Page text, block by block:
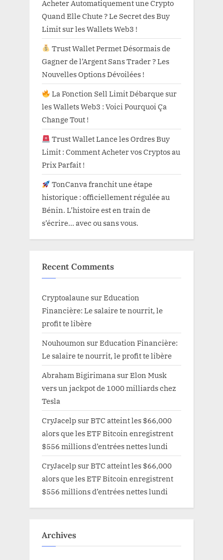
Acheter Automatiquement une Crypto
Quand Elle Chute ? Le Secret des Buy
Limit sur les Wallets Web3 !
Trust Wallet Permet Désormais de
Gagner de l’Argent Sans Trader ? Les
Nouvelles Options Dévoilées !
La Fonction Sell Limit Débarque sur
les Wallets Web3 : Voici Pourquoi Ça
Change Tout !
Trust Wallet Lance les Ordres Buy
Limit : Comment Acheter vos Cryptos au
Prix Parfait !
TonCanva franchit une étape
historique : officiellement régulée au
Bénin. L’histoire est en train de
s’écrire… avec ou sans vous.
Recent Comments
Cryptoalaune surEducation
Financière: Le salaire te nourrit, le
profit te libère
Nouhoumon surEducation Financière:
Le salaire te nourrit, le profit te libère
Abraham Bigirimana surElon Musk
vers un jackpot de 1000 milliards chez
Tesla
CryJacelp surBTC atteint les $66,000
alors que les ETF Bitcoin enregistrent
$556 millions d’entrées nettes lundi
CryJacelp surBTC atteint les $66,000
alors que les ETF Bitcoin enregistrent
$556 millions d’entrées nettes lundi
Archives